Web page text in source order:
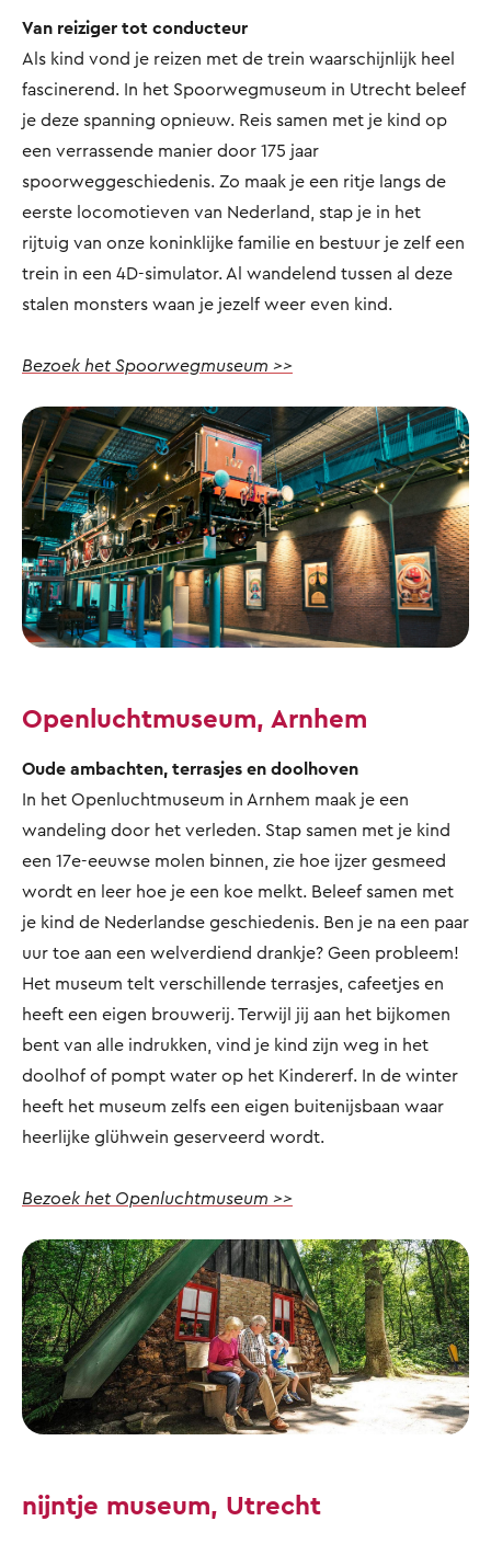
Van reiziger tot conducteur
Als kind vond je reizen met de trein waarschijnlijk heel
fascinerend. In het Spoorwegmuseum in Utrecht beleef
je deze spanning opnieuw. Reis samen met je kind op
een verrassende manier door 175 jaar
spoorweggeschiedenis. Zo maak je een ritje langs de
eerste locomotieven van Nederland, stap je in het
rijtuig van onze koninklijke familie en bestuur je zelf een
trein in een 4D-simulator. Al wandelend tussen al deze
stalen monsters waan je jezelf weer even kind.
Bezoek het Spoorwegmuseum >>
Openluchtmuseum, Arnhem
Oude ambachten, terrasjes en doolhoven
In het Openluchtmuseum in Arnhem maak je een
wandeling door het verleden. Stap samen met je kind
een 17e-eeuwse molen binnen, zie hoe ijzer gesmeed
wordt en leer hoe je een koe melkt. Beleef samen met
je kind de Nederlandse geschiedenis. Ben je na een paar
uur toe aan een welverdiend drankje? Geen probleem!
Het museum telt verschillende terrasjes, cafeetjes en
heeft een eigen brouwerij. Terwijl jij aan het bijkomen
bent van alle indrukken, vind je kind zijn weg in het
doolhof of pompt water op het Kindererf. In de winter
heeft het museum zelfs een eigen buitenijsbaan waar
heerlijke glühwein geserveerd wordt.
Bezoek het Openluchtmuseum >>
nijntje museum, Utrecht